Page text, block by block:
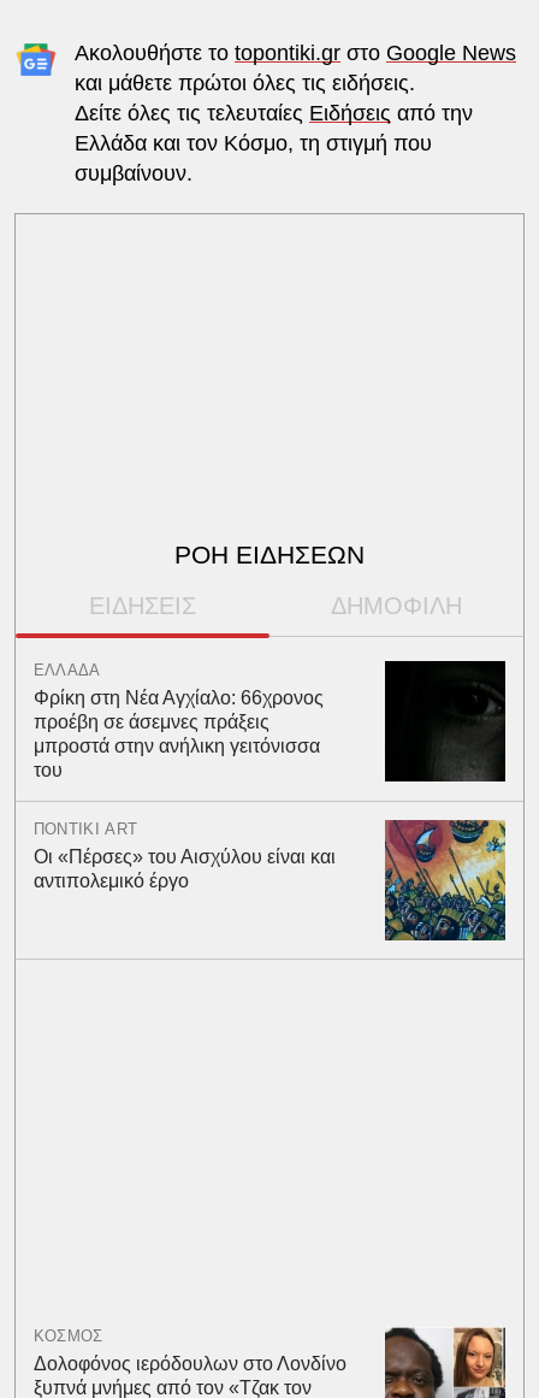
Ακολουθήστε το topontiki.grστο Google News
και μάθετε πρώτοι όλες τις ειδήσεις.
Δείτε όλες τις τελευταίες Ειδήσεις από την
Ελλάδα και τον Κόσμο, τη στιγμή που
συμβαίνουν.
ΡΟΗ ΕΙΔΗΣΕΩΝ
ΕΙΔΗΣΕΙΣ ΔΗΜΟΦΙΛΗ
ΕΛΛΑΔΑ
Φρίκη στη Νέα Αγχίαλο: 66χρονος
προέβη σε άσεμνες πράξεις
μπροστά στην ανήλικη γειτόνισσα
του
ΠΟΝΤΙΚΙ ART
Οι «Πέρσες» του Αισχύλου είναι και
αντιπολεμικό έργο
ΚΟΣΜΟΣ
Δολοφόνος ιερόδουλων στο Λονδίνο
ξυπνά μνήμες από τον «Τζακ τον